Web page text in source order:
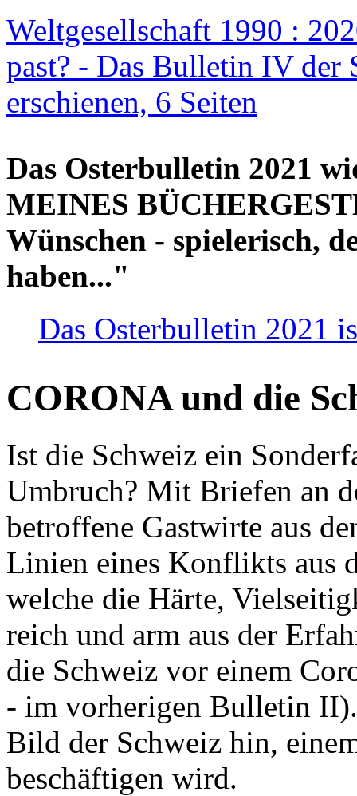
Weltgesellschaft 1990 :
past? - Das Bulletin IV der
erschienen, 6 Seiten
Das Osterbulletin 2021
MEINES
Wünschen - spielerisch,
haben..."
Das Osterbulletin 2021
CORONA und die
Ist die Schweiz ein
Umbruch? Mit Briefen an
betroffene Gastwirte aus
Linien eines Konflikts aus
welche die Härte,
reich und arm aus der
die Schweiz vor einem
- im vorherigen Bulletin
Bild der Schweiz hin,
beschäftigen wird.